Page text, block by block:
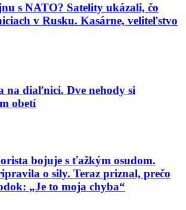
s NATO? Satelity ukázali, čo
v Rusku. Kasárne, veliteľstvo
na diaľnici. Dve nehody si
obetí
bojuje s ťažkým osudom.
o sily. Teraz priznal, prečo
„Je to moja chyba“